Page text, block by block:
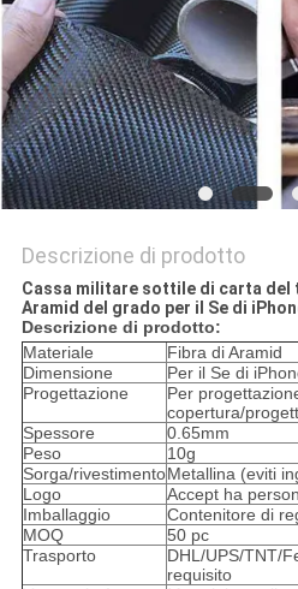
Descrizione di prodotto
Cassa militare sottile di carta del
Aramid del grado per il Se di
Descrizione di prodotto:
Materiale
Fibra di Aramid
Dimensione
Per il Se di
Progettazione
Per
copertura/
Spessore
0.65mm
Peso
10g
Sorga/rivestimentoMetallina (eviti
Logo
Accept ha
Imballaggio
Contenitore di
MOQ
50 pc
Trasporto
DHL/UPS/TNT/
requisito